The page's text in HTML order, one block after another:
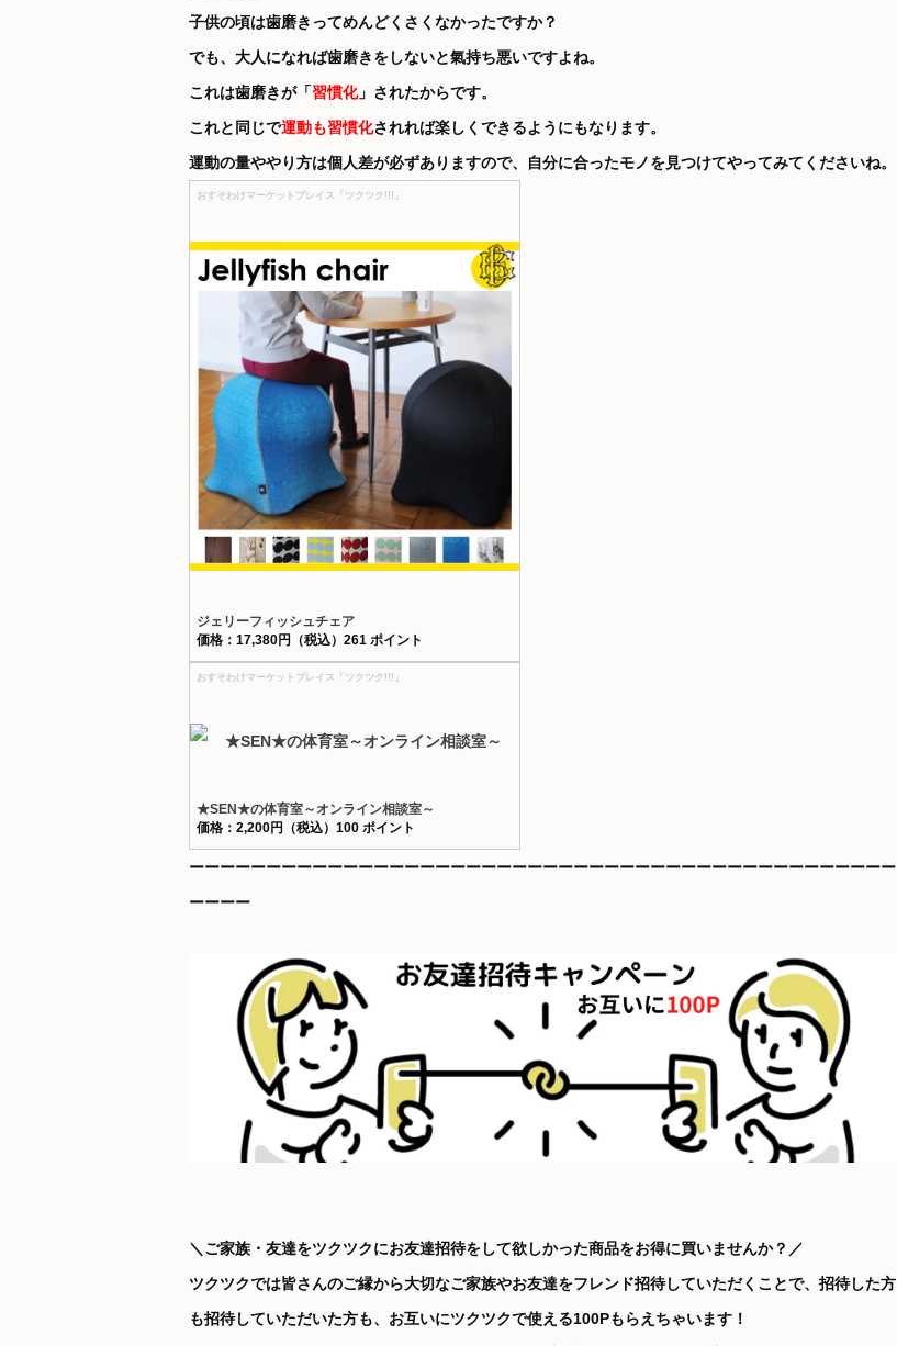
子供の頃は歯磨きってめんどくさくなかったですか？
でも、大人になれば歯磨きをしないと氣持ち悪いですよね。
これは歯磨きが「習慣化」されたからです。
これと同じで運動も習慣化されれば楽しくできるようにもなります。
運動の量ややり方は個人差が必ずありますので、自分に合ったモノを見つけてやってみてくださいね。
おすそわけマーケットプレイス「ツクツク!!!」
ジェリーフィッシュチェア
価格：17,380円（税込）261 ポイント
おすそわけマーケットプレイス「ツクツク!!!」
★SEN★の体育室～オンライン相談室～
価格：2,200円（税込）100 ポイント
ーーーーーーーーーーーーーーーーーーーーーーーーーーーーーーーーーーーーーーーーーーーーーー
ーーーー
＼ご家族・友達をツクツクにお友達招待をして欲しかった商品をお得に買いませんか？／
ツクツクでは皆さんのご縁から大切なご家族やお友達をフレンド招待していただくことで、招待した方
も招待していただいた方も、お互いにツクツクで使える100Pもらえちゃいます！